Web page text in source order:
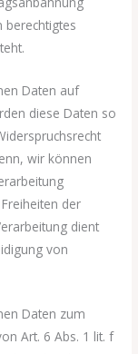
berechtigtes
Daten auf
diese Daten so
wir können
der
dient
von
Daten zum
Art. 6 Abs. 1 lit. f